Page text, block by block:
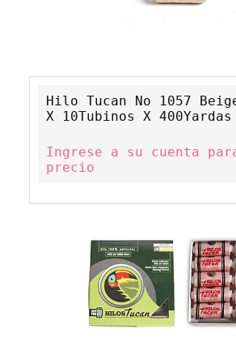
Hilo Tucan No 1057
X 10Tubinos X 400Yardas
Ingrese a su cuenta
precio